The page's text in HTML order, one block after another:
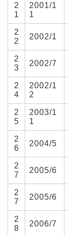
2
1
2001/1
1
2
2
2002/1
2
3
2002/7
2
4
2002/1
2
2
5
2003/1
1
2
6
2004/5
2
7
2005/6
2
7
2005/6
2
8
2006/7